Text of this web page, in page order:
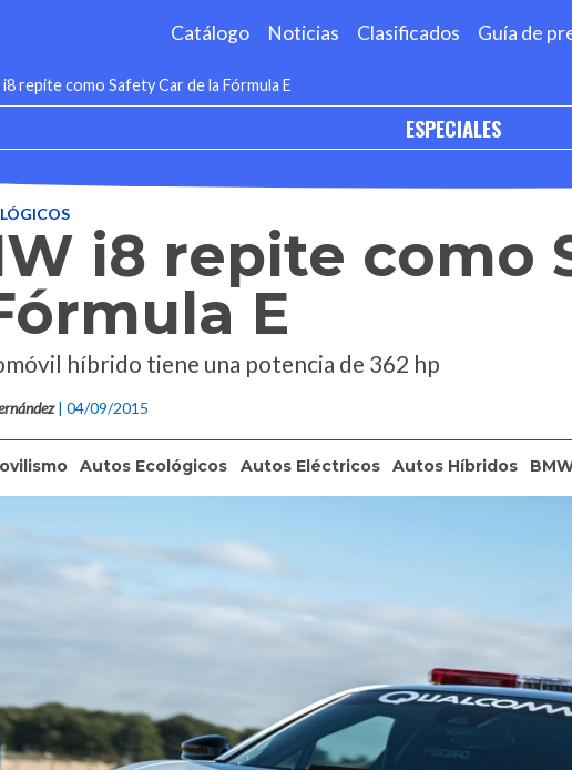
Catálogo Noticias Clasificados Guía de
repite como Safety Car de la Fórmula E
ESPECIALES
i8 repite como
E
híbrido tiene una potencia de 362 hp
| 04/09/2015
Autos Ecológicos Autos Eléctricos Autos Híbridos